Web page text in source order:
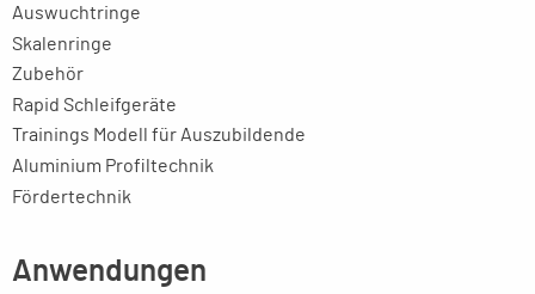
Auswuchtringe
Skalenringe
Zubehör
Rapid Schleifgeräte
Trainings Modell für Auszubildende
Aluminium Profiltechnik
Fördertechnik
Anwendungen